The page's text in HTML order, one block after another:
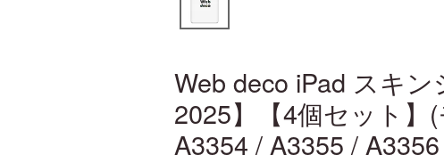
Web deco iPad スキ
2025】【4個セット】
A3354 / A3355 /